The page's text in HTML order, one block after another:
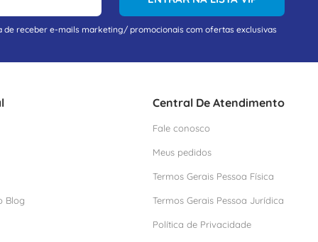
de receber e-mails marketing/ promocionais com ofertas exclusivas
Blog
Central De Atendimento
Fale conosco
Meus pedidos
Termos Gerais Pessoa Física
Termos Gerais Pessoa Jurídica
Política de Privacidade